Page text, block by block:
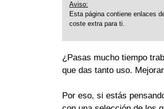
Aviso:
Esta página contiene enlaces
coste extra para ti.
¿Pasas mucho tiempo
que das tanto uso.
Por eso, si estás